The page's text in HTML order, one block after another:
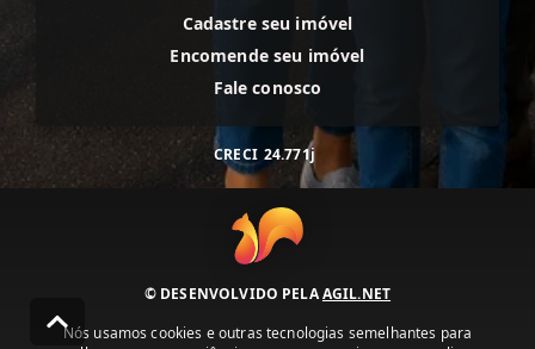
Cadastre seu imóvel
Encomende seu imóvel
Fale conosco
CRECI 24.771j
© DESENVOLVIDO PELAAGIL.NET
Nós usamos cookies e outras tecnologias semelhantes para